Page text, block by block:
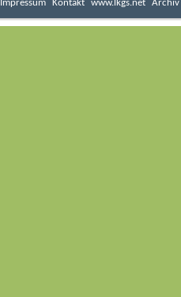
Impressum Kontakt www.lkgs.net Archiv